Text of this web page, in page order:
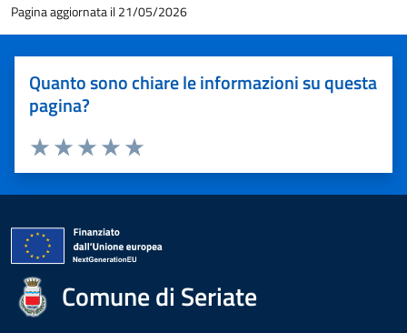
Pagina aggiornata il 21/05/2026
Quanto sono chiare le informazioni su questa
pagina?
Valuta 5 stelle su 5
Valuta 4 stelle su 5
Valuta 3 stelle su 5
Valuta 2 stelle su 5
Valuta 1 stelle su 5
Comune di Seriate